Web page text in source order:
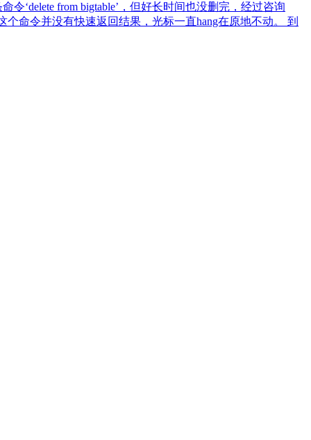
‘delete from bigtable’，但好长时间也没删完，经过咨询
个命令并没有快速返回结果，光标一直hang在原地不动。 到